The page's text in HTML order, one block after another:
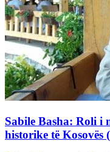
Sabile Basha: Roli i
historike të Kosovës